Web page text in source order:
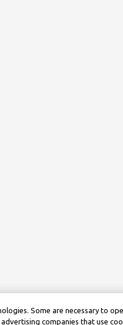
Some are necessary to
companies that use